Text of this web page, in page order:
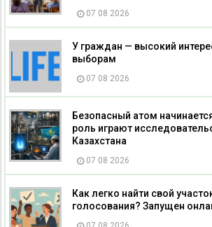
07 08 2026
У граждан — высокий
выборам
07 08 2026
Безопасный атом
роль играют
Казахстана
07 08 2026
Как легко найти свой
голосования? Запущен